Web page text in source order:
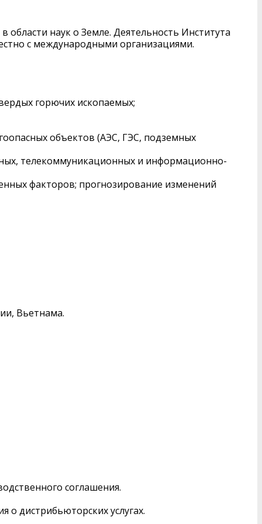
наук о Земле. Деятельность Института
с международными организациями.
горючих ископаемых;
объектов (АЭС, ГЭС, подземных
телекоммуникационных и информационно-
факторов; прогнозирование изменений
Вьетнама.
соглашения.
о дистрибьюторских услугах.